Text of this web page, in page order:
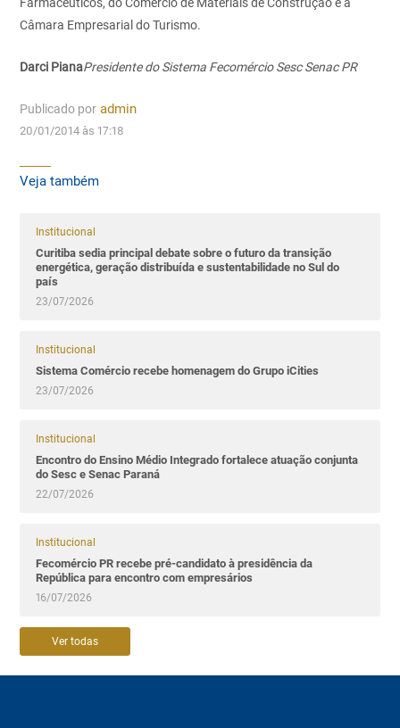
Câmara Empresarial do Turismo.
Darci PianaPresidente do Sistema Fecomércio Sesc Senac PR
Publicado por admin
20/01/2014 às 17:18
Veja também
Institucional
Curitiba sedia principal debate sobre o futuro da transição
energética, geração distribuída e sustentabilidade no Sul do
país
23/07/2026
Institucional
Sistema Comércio recebe homenagem do Grupo iCities
23/07/2026
Institucional
Encontro do Ensino Médio Integrado fortalece atuação conjunta
do Sesc e Senac Paraná
22/07/2026
Institucional
Fecomércio PR recebe pré-candidato à presidência da
República para encontro com empresários
16/07/2026
Ver todas